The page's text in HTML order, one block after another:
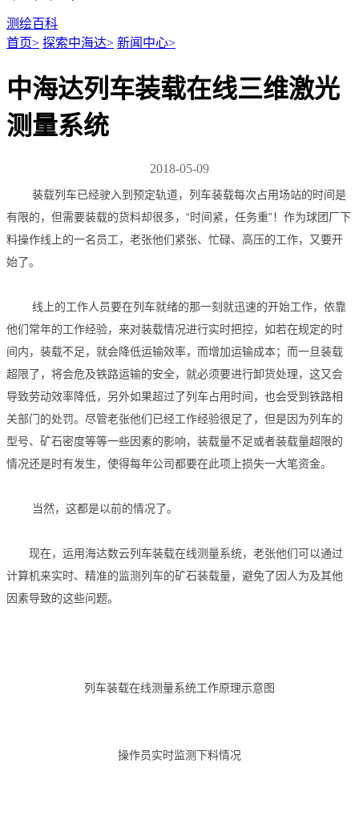
测绘百科
首页> 探索中海达> 新闻中心>
中海达列车装载在线三维激光
测量系统
2018-05-09
装载列车已经驶入到预定轨道，列车装载每次占用场站的时间是
有限的，但需要装载的货料却很多，“时间紧，任务重”！作为球团厂下
料操作线上的一名员工，老张他们紧张、忙碌、高压的工作，又要开
始了。
线上的工作人员要在列车就绪的那一刻就迅速的开始工作，依靠
他们常年的工作经验，来对装载情况进行实时把控，如若在规定的时
间内，装载不足，就会降低运输效率，而增加运输成本；而一旦装载
超限了，将会危及铁路运输的安全，就必须要进行卸货处理，这又会
导致劳动效率降低，另外如果超过了列车占用时间，也会受到铁路相
关部门的处罚。尽管老张他们已经工作经验很足了，但是因为列车的
型号、矿石密度等等一些因素的影响，装载量不足或者装载量超限的
情况还是时有发生，使得每年公司都要在此项上损失一大笔资金。
当然，这都是以前的情况了。
现在，运用海达数云列车装载在线测量系统，老张他们可以通过
计算机来实时、精准的监测列车的矿石装载量，避免了因人为及其他
因素导致的这些问题。
列车装载在线测量系统工作原理示意图
操作员实时监测下料情况